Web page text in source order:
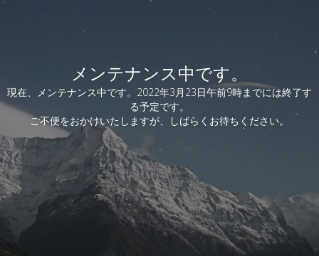
メンテナンス中です。
現在、メンテナンス中です。2022年3月23日午前9時までには終了す
る予定です。
ご不便をおかけいたしますが、しばらくお待ちください。